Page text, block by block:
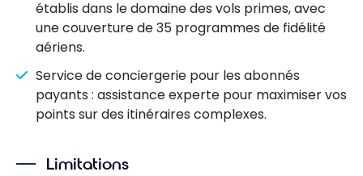
établis dans le domaine des vols primes, avec
une couverture de 35 programmes de fidélité
aériens.
Service de conciergerie pour les abonnés
payants : assistance experte pour maximiser vos
points sur des itinéraires complexes.
Limitations